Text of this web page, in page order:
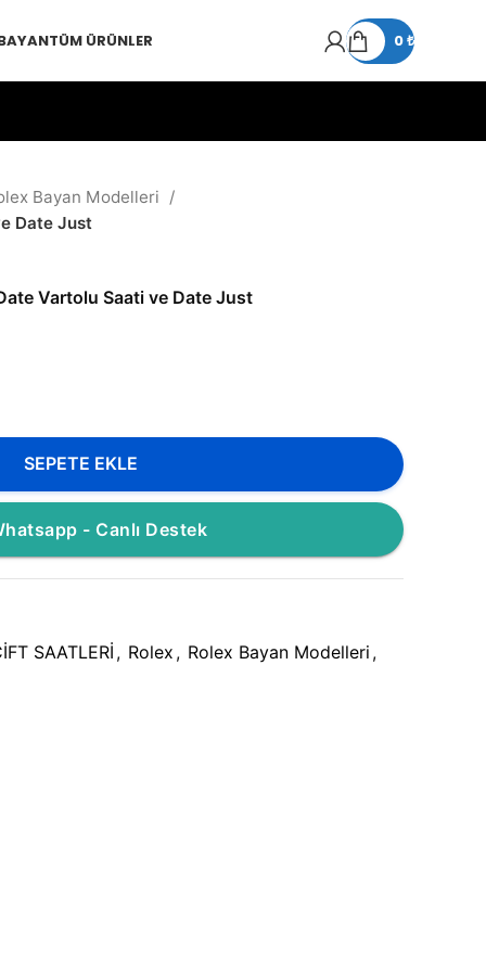
TÜM ÜRÜNLER 0₺
Bayan Modelleri
Date Just
Vartolu Saati ve Date Just
SEPETE EKLE
- Canlı Destek
SAATLERİ , Rolex , Rolex Bayan Modelleri ,